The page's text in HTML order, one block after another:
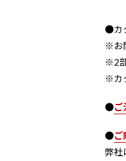
●カ
※お
※2
※カ
●ご
●ご
弊社